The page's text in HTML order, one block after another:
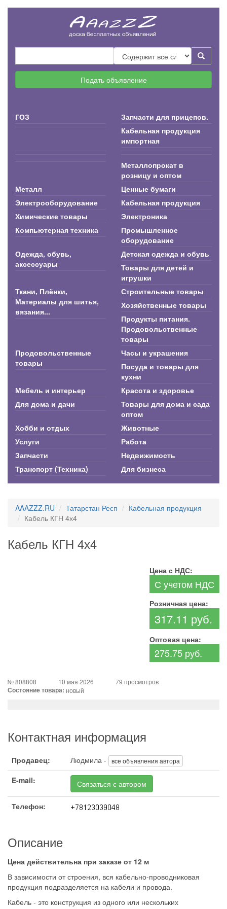
Подать объявление
ГОЗ
Запчасти для прицепов.
Кабельная продукция
импортная
Металлопрокат в
розницу и оптом
Металл
Ценные бумаги
Электрооборудование
Кабельная продукция
Химические товары
Электроника
Компьютерная техника
Промышленное
оборудование
Одежда, обувь,
аксессуары
Детская одежда и обувь
Товары для детей и
игрушки
Ткани, Плёнки,
Материалы для шитья,
вязания...
Строительные товары
Хозяйственные товары
Продукты питания.
Продовольственные
товары
Продовольственные
товары
Часы и украшения
Посуда и товары для
кухни
Мебель и интерьер
Красота и здоровье
Для дома и дачи
Товары для дома и сада
оптом
Хобби и отдых
Животные
Услуги
Работа
Запчасти
Недвижимость
Транспорт (Техника)
Для бизнеса
AAAZZZ.RU Татарстан Респ
Кабельная продукция
Кабель КГН 4х4
Кабель КГН 4х4
Цена с НДС:
С учетом НДС
Розничная цена:
317.11 руб.
Оптовая цена:
275.75 руб.
№ 808808 10 мая 2026 79 просмотров
Состояние товара: новый
Контактная информация
Продавец: Людмила - все объявления автора
E-mail: Связаться с автором
Телефон:
Описание
Цена действительна при заказе от 12 м
В зависимости от строения, вся кабельно-проводниковая
продукция подразделяется на кабели и провода.
Кабель - это конструкция из одного или нескольких